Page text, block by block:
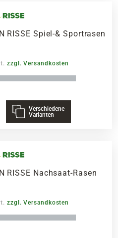
RISSE Spiel-& Sportrasen
zzgl. Versandkosten
Verschiedene
Varianten
RISSE Nachsaat-Rasen
zzgl. Versandkosten